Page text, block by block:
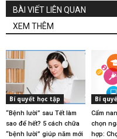
BÀI VIẾT LIÊN QUAN
XEM THÊM
Bí quyết học tập
“Bệnh lười” sau Tết làm
sao để hết? 5 cách chữa
“bệnh lười” giúp năm mới
Bí
Cẩm
chọn
hợp: